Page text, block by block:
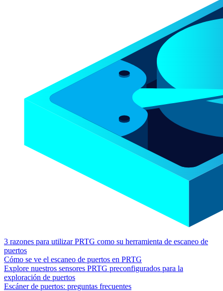
3 razones para utilizar PRTG como su herramienta de escaneo de
puertos
Cómo se ve el escaneo de puertos en PRTG
Explore nuestros sensores PRTG preconfigurados para la
exploración de puertos
Escáner de puertos: preguntas frecuentes